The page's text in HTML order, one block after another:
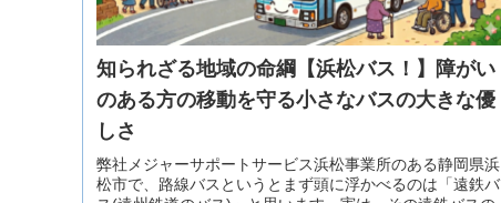
知られざる地域の命綱【浜松バス！】障がい
のある方の移動を守る小さなバスの大きな優
しさ
弊社メジャーサポートサービス浜松事業所のある静岡県浜
松市で、路線バスというとまず頭に浮かべるのは「遠鉄バ